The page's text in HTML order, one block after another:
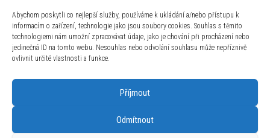
Abychom poskytli co nejlepší služby, používáme k ukládání a/nebo přístupu k
informacím o zařízení, technologie jako jsou soubory cookies. Souhlas s těmito
technologiemi nám umožní zpracovávat údaje, jako je chování při procházení nebo
jedinečná ID na tomto webu. Nesouhlas nebo odvolání souhlasu může nepříznivě
ovlivnit určité vlastnosti a funkce.
Příjmout
Odmítnout
Fortis Marinemaster M-44 DLC Black Resin COSC
F8120031
Orient Bambino Version 4 TAC08004D